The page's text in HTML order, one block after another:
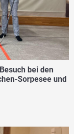
bei den
Sorpesee und